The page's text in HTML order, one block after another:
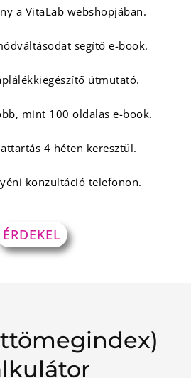
a VitaLab webshopjában.
segítő e-book.
útmutató.
mint 100 oldalas e-book.
4 héten keresztül.
konzultáció telefonon.
ÉRDEKEL